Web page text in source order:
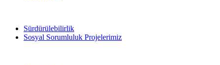
Sürdürülebilirlik
Sosyal Sorumluluk Projelerimiz